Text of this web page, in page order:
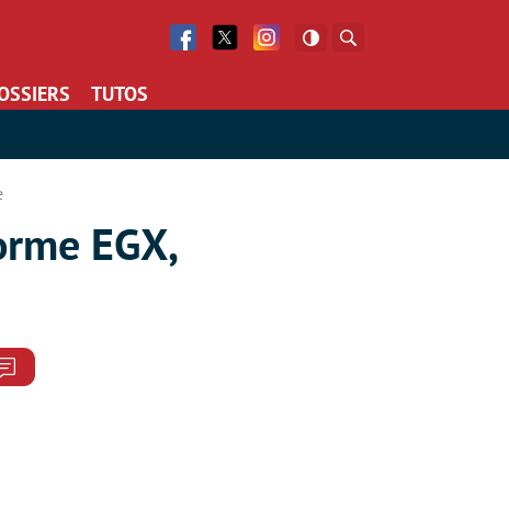
Facebook
Twitter Facebook
TUTOS
EGX,
Commentaires